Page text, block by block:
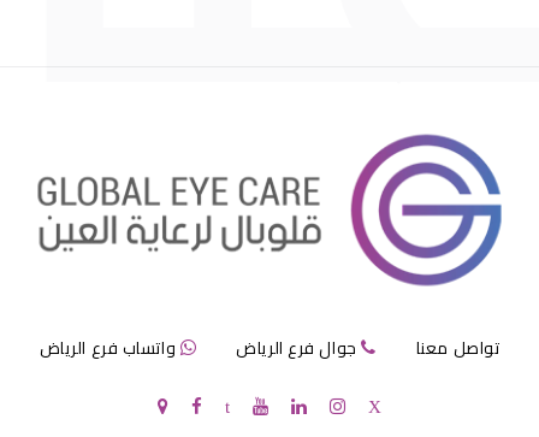
مرض الماء الازرق بالعين
تواصل معنا جوال فرع الرياض واتساب فرع الرياض